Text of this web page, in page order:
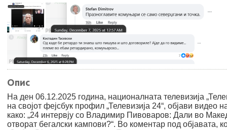
Опис
На ден 06.12.2025 година, националната телевизија
на својот фејсбук профил „Телевизија 24“, објави видео
како: „24 интервју со Владимир Пивоваров: Дали во
отворат бегалски кампови?“. Во коментар под објавата,